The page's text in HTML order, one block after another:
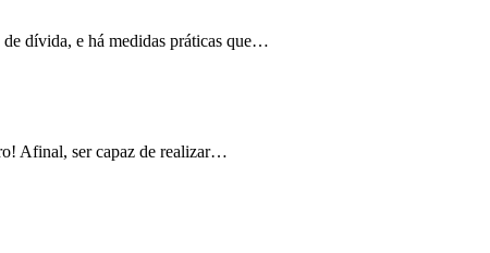
dívida, e há medidas práticas que…
Afinal, ser capaz de realizar…